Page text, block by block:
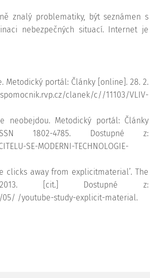
znalý problematiky, být seznámen s
nebezpečných situací. Internet je
Metodický portál: Články [online]. 28. 2.
clanek/c//11103/VLIV-
neobejdou. Metodický portál: Články
1802-4785. Dostupné z:
SE-MODERNI-TECHNOLOGIE-
clicks away from explicitmaterial’. The
[cit.] Dostupné z:
/youtube-study-explicit-material.